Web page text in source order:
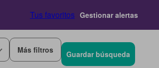
Tus favoritos Gestionar alertas
Más filtros Guardar búsqueda